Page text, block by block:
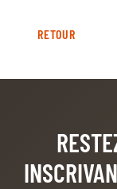
RETOUR